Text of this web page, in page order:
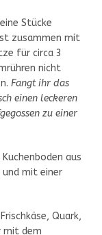
Stücke
zusammen mit
für circa 3
nicht
Fangt ihr das
einen leckeren
zu einer
aus
und mit einer
Quark,
mit dem